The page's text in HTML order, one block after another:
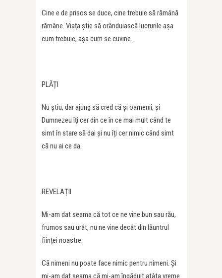
Cine e de prisos se duce, cine trebuie să rămână
rămâne. Viața știe să orânduiască lucrurile așa
cum trebuie, așa cum se cuvine.
PLĂȚI
Nu știu, dar ajung să cred că și oamenii, și
Dumnezeu îți cer din ce în ce mai mult când te
simt în stare să dai și nu îți cer nimic când simt
că nu ai ce da.
REVELAȚII
Mi-am dat seama că tot ce ne vine bun sau rău,
frumos sau urât, nu ne vine decât din lăuntrul
ființei noastre.
Că nimeni nu poate face nimic pentru nimeni. Și
mi-am dat seama că mi-am îngăduit atâta vreme